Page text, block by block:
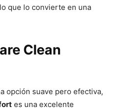
que lo convierte en una
Clean
opción suave pero efectiva,
es una excelente